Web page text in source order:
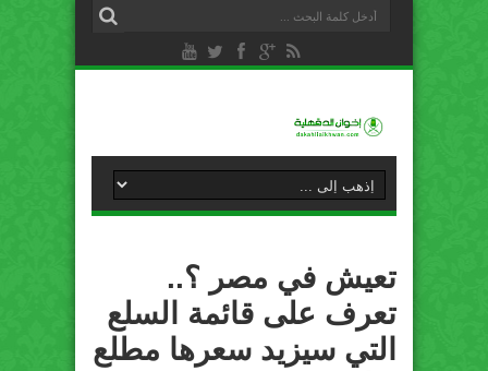
تعيش في مصر ؟..
تعرف على قائمة السلع
التي سيزيد سعرها مطلع